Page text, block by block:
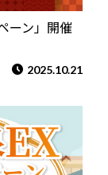
ーン」開催
2025.10.21